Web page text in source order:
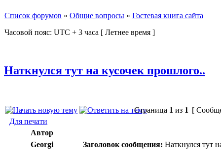
Список форумов » Общие вопросы » Гостевая книга сайта
Часовой пояс: UTC + 3 часа [ Летнее время ]
Наткнулся тут на кусочек прошлого..
Страница 1 из 1 [
Для печати
Автор
Georgi
Заголовок сообщения: Наткнулся тут